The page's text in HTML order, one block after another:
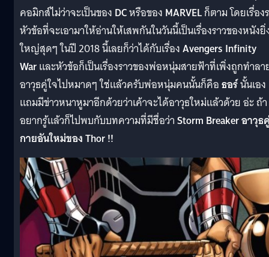
คอมิกส์ไม่ว่าจะเป็นของ DCหรือของ MARVELก็ตาม โดยเรื่อง
หัวข้อที่จะเอามาให้อ่านให้เสพกันในวันนี้เป็นเรื่องราวของหนังยิ่
ใหญ่สุดๆ ในปี 2018 นี้เลยก็ว่าได้กับเรื่องAvengers Infinity
Warและหัวข้อก็เป็นเรื่องราวของพ่อหนุ่มสายฟ้าที่เพิ่งถูกทำลา
อาวุธคู่ใจไปหมาดๆ ใช่แล้วครับพ่อหนุ่มคนนั้นก็คือธอร์นั้นเอง
แถมมีข่าวหนาหูมาอีกด้วยว่าเค้าจะได้อาวุธใหม่แล้วด้วย อ่ะ ถ้า
อยากรู้แล้วก็ไปพบกับบทความที่มีชื่อว่าStorm Breaker อาวุธ
กายอันใหม่ของ Thor !!